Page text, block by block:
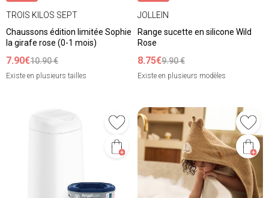
TROIS KILOS SEPT
Chaussons édition limitée Sophie
la girafe rose (0-1 mois)
7.90€10.90 €
Existe en plusieurs tailles
JOLLEIN
Range sucette en silicone Wild
Rose
8.75€9.90 €
Existe en plusieurs modèles